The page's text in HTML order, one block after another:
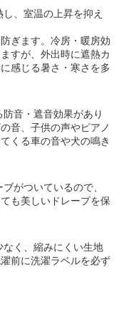
、室温の上昇を抑え
ぎます。冷房・暖房効
すが、外出時に遮熱カ
感じる暑さ・寒さを多
音・遮音効果があり
音、子供の声やピアノ
くる車の音や犬の鳴き
がついているので、
も美しいドレープを保
く、縮みにくい生地
前に洗濯ラベルを必ず